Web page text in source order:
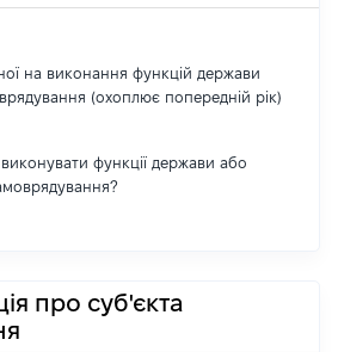
на виконання функцій держави
(охоплює попередній рік)
функції держави або
про суб'єкта